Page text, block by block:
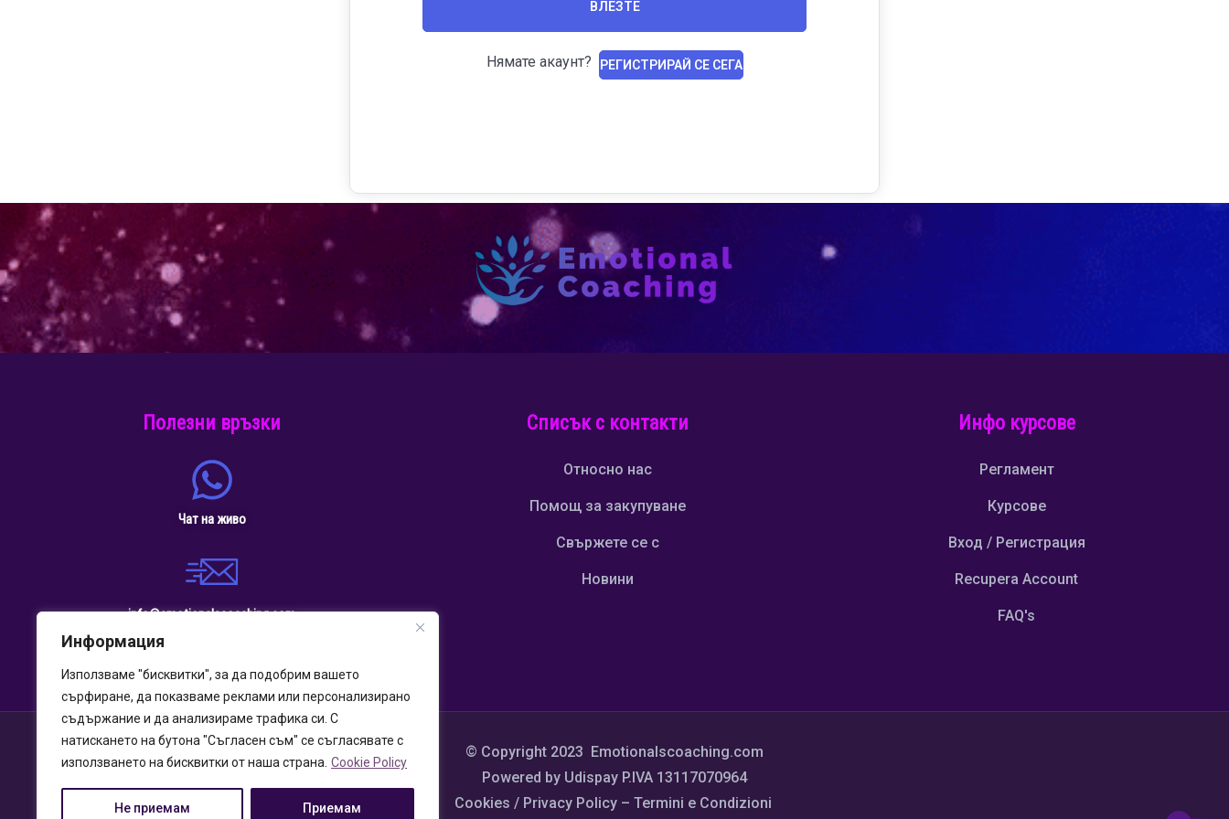
Информация
Използваме "бисквитки", за да подобрим вашето
сърфиране, да показваме реклами или персонализирано
съдържание и да анализираме трафика си. С
натискането на бутона "Съгласен съм" се съгласявате с
използването на бисквитки от наша страна. Cookie Policy
Не приемам Приемам
ВЛЕЗТЕ
Нямате акаунт? РЕГИСТРИРАЙ СЕ СЕГА
Полезни връзки
Чат на живо
info@emotionalscoaching.com
Списък с контакти
Относно нас
Помощ за закупуване
Свържете се с
Новини
Инфо курсове
Регламент
Курсове
Вход / Регистрация
Recupera Account
FAQ's
© Copyright 2023 Emotionalscoaching.com
Powered by Udispay P.IVA 13117070964
Cookies / Privacy Policy– Termini e Condizioni